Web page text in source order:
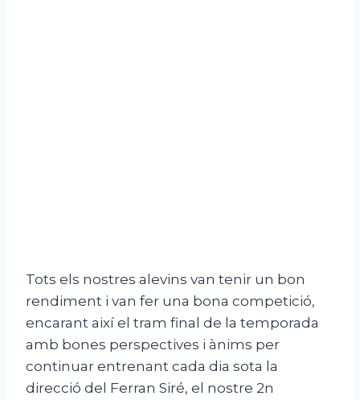
Tots els nostres alevins van tenir un bon
rendiment i van fer una bona competició,
encarant així el tram final de la temporada
amb bones perspectives i ànims per
continuar entrenant cada dia sota la
direcció del Ferran Siré, el nostre 2n